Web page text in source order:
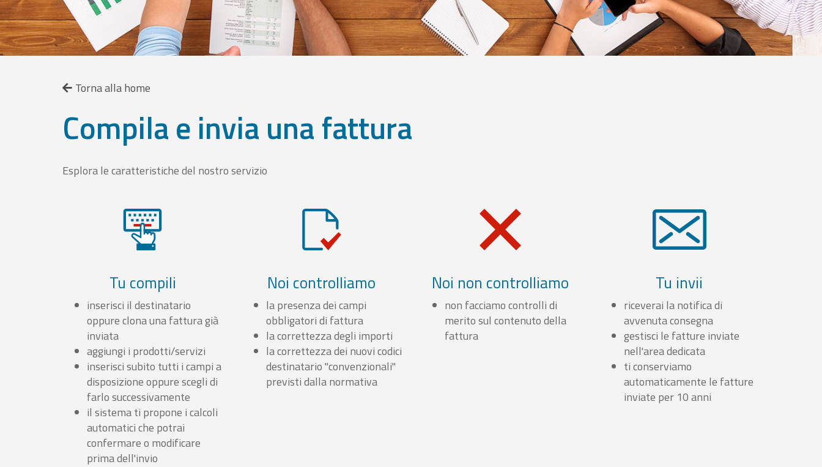
Torna alla home
Compila e invia una fattura
Esplora le caratteristiche del nostro servizio
Tu compili
inserisci il destinatario
oppure clona una fattura già
inviata
aggiungi i prodotti/servizi
inserisci subito tutti i campi a
disposizione oppure scegli di
farlo successivamente
il sistema ti propone i calcoli
automatici che potrai
confermare o modificare
prima dell'invio
Noi controlliamo
la presenza dei campi
obbligatori di fattura
la correttezza degli importi
la correttezza dei nuovi codici
destinatario "convenzionali"
previsti dalla normativa
Noi non controlliamo
non facciamo controlli di
merito sul contenuto della
fattura
Tu invii
riceverai la notifica di
avvenuta consegna
gestisci le fatture inviate
nell'area dedicata
ti conserviamo
automaticamente le fatture
inviate per 10 anni